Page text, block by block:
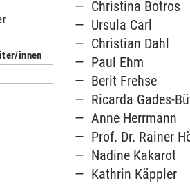
innen
Christina Botros
Ursula Carl
Christian Dahl
Paul Ehm
Berit Frehse
Ricarda Gades-
Anne Herrmann
Prof. Dr. Rainer
Nadine Kakarot
Kathrin Käppler